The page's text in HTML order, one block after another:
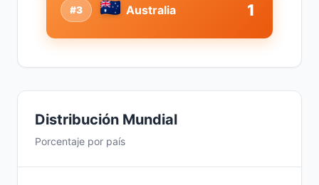
#3 Australia 1
Distribución Mundial
Porcentaje por país